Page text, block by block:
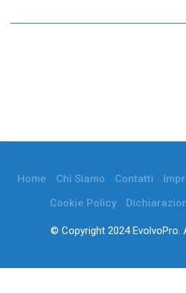
Home Chi Siamo Contatti
Cookie Policy
© Copyright 2024 EvolvoPro.